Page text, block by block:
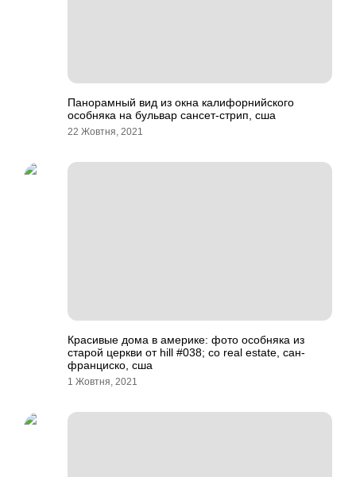
Панорамный вид из окна калифорнийского
особняка на бульвар сансет-стрип, сша
22 Жовтня, 2021
Красивые дома в америке: фото особняка из
старой церкви от hill #038; co real estate, сан-
франциско, сша
1 Жовтня, 2021